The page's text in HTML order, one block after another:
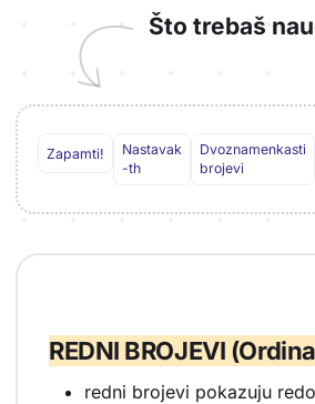
Što trebaš
Zapamti!
Nastavak
-th
Dvoznamenkasti
brojevi
REDNI BROJEVI
redni brojevi pokazuju